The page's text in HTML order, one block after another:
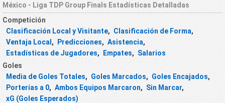
México - Liga TDP Group Finals Estadísticas Detalladas
Competición
Clasificación Local y Visitante, Clasificación de Forma,
Ventaja Local , Predicciones, Asistencia,
Estadísticas de Jugadores, Empates, Salarios
Goles
Media de Goles Totales, Goles Marcados, Goles Encajados,
Porterías a 0, Ambos Equipos Marcaron, Sin Marcar,
xG (Goles Esperados)